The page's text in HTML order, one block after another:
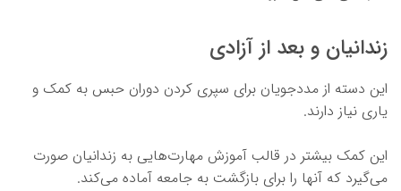
زندانیان و بعد از آزادی
این دسته از مددجویان برای سپری کردن دوران حبس به کمک و
یاری نیاز دارند.
این کمک بیشتر در قالب آموزش مهارت‌هایی به زندانیان صورت
می‌گیرد که آنها را برای بازگشت به جامعه آماده می‌کند.